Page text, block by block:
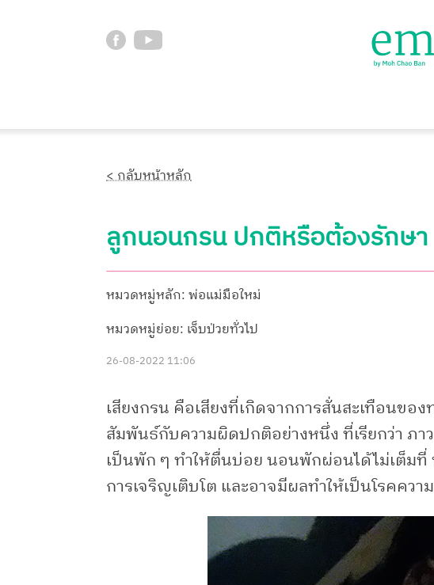
< กลับหน้าหลัก
ลูกนอนกรน ปกติหรือต้องรักษา
หมวดหมู่หลัก: พ่อแม่มือใหม่
หมวดหมู่ย่อย: เจ็บป่วยทั่วไป
26-08-2022 11:06
เสียงกรน คือเสียงที่เกิดจากการสั่นสะเทือนข
สัมพันธ์กับความผิดปกติอย่างหนึ่ง ที่เรียกว่า ภ
เป็นพัก ๆ ทำให้ตื่นบ่อย นอนพักผ่อนได้ไม่เต็ม
การเจริญเติบโต และอาจมีผลทำให้เป็นโรคควา